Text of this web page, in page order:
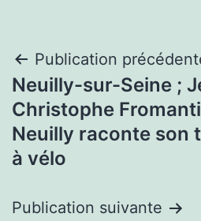
Navigation
de
l’article
Publication
Neuilly-sur-Seine ;
Christophe
Neuilly raconte son
à vélo
Publication suivante